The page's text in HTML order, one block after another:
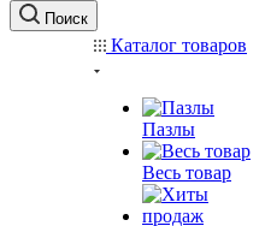
Поиск
Каталог товаров
Пазлы
Весь товар